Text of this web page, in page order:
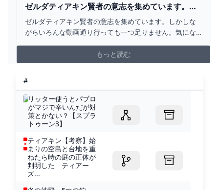
ゼルダティアキン賢者の意志を集めています。し
かしながらいろんな... - YAHOO!知恵袋
ゼルダティアキン賢者の意志を集めています。しかしな
がらいろんな動画通り行っても一つ足りません。気にな
しなくもないんですよね(かなり前) そしたら下を全体...
もっと読む
#
リッター使うとパブロ
がマジで辛いんだが対
策とかない？【スプラ
トゥーン3】
ティアキン【考察】始
まりの空島と台地を重
ねたら時の庭の正体が
判明した ティアー
ズ...